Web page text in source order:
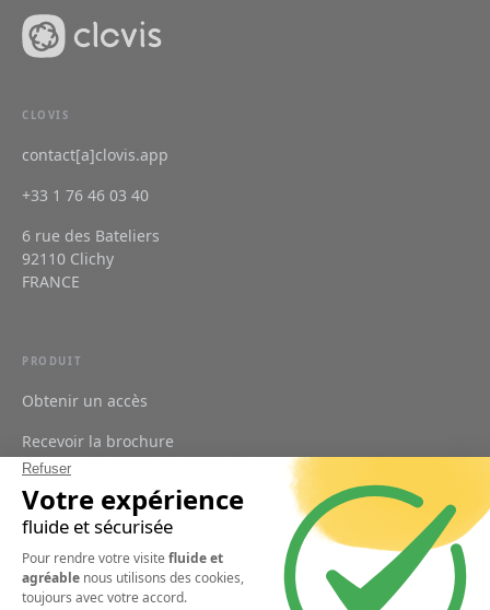
PRODUIT
Obtenir un accès
Recevoir la brochure
Tarifs
Se connecter
FONCTIONNALITÉS
CLOVIS
contact[a]clovis.app
+33 1 76 46 03 40
6 rue des Bateliers
92110 Clichy
FRANCE